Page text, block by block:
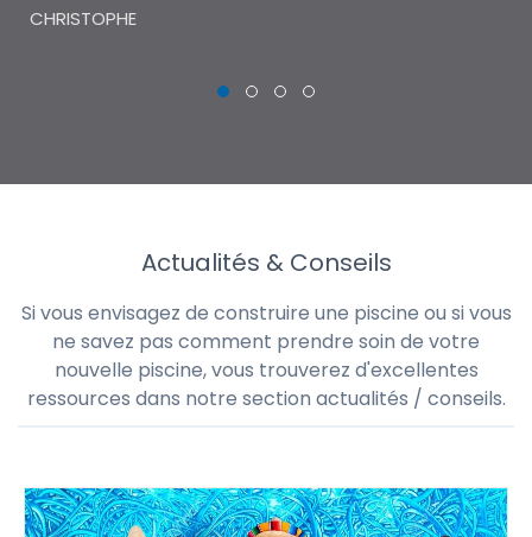
CHRISTOPHE
Actualités & Conseils
Si vous envisagez de construire une piscine ou si vous
ne savez pas comment prendre soin de votre
nouvelle piscine, vous trouverez d'excellentes
ressources dans notre section actualités / conseils.